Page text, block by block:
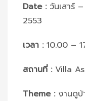
Date :วันเสาร์
2553
เวลา :10.00 –
สถานที่ :Villa
Theme :งานดูบ้